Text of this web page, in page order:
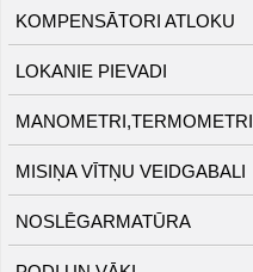
KOMPENSĀTORI ATLOKU
LOKANIE PIEVADI
MANOMETRI,TERMOMETRI
MISIŅA VĪTŅU VEIDGABALI
NOSLĒGARMATŪRA